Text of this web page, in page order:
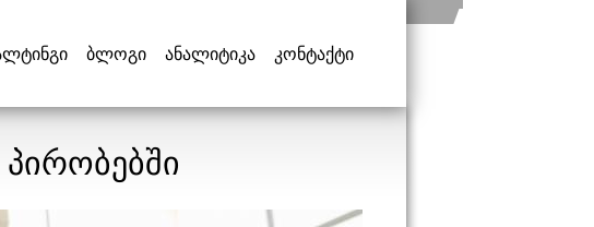
ბლოგი ანალიტიკა კონტაქტი